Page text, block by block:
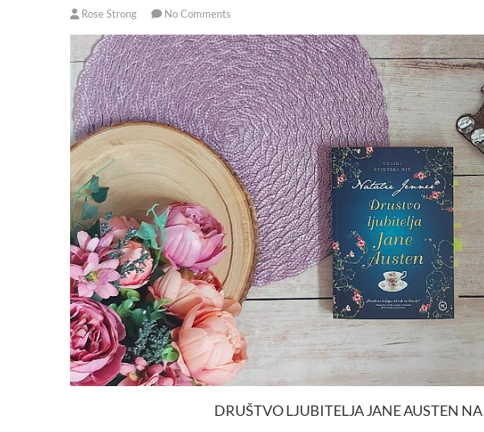
Rose Strong No Comments
DRUŠTVO LJUBITELJA JANE AUSTEN NA